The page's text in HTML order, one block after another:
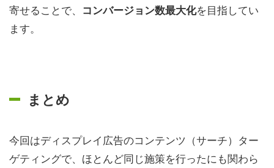
寄せることで、
コンバージョン数最大化を目指してい
ます。
まとめ
今回はディスプレイ広告のコンテンツ（サーチ）ター
ゲティングで、ほとんど同じ施策を行ったにも関わら